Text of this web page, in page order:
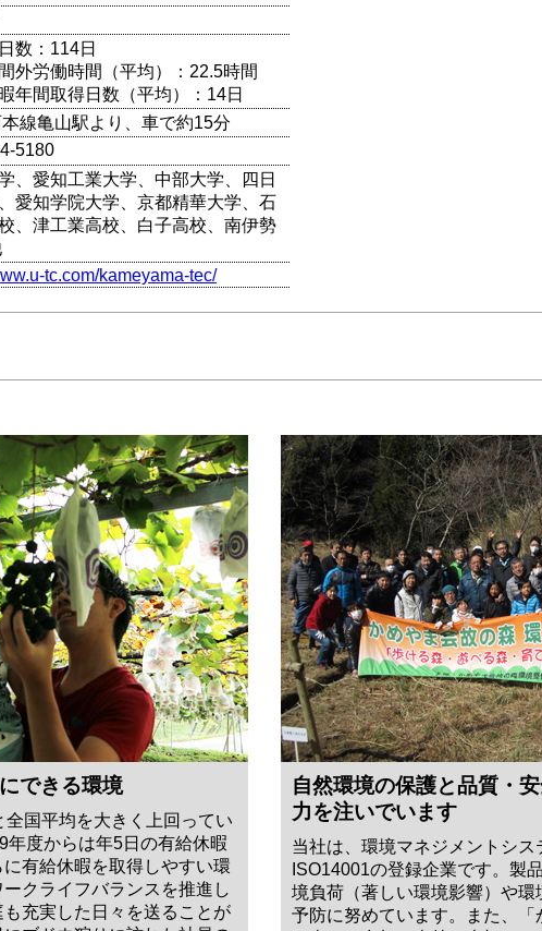
数：114日
外労働時間（平均）：22.5時間
年間取得日数（平均）：14日
線亀山駅より、車で約15分
5180
、愛知工業大学、中部大学、四日
愛知学院大学、京都精華大学、石
、津工業高校、白子高校、南伊勢
tc.com/kameyama-tec/
できる環境
国平均を大きく上回ってい
年度からは年5日の有給休暇
有給休暇を取得しやすい環
クライフバランスを推進し
充実した日々を送ることが
自然環境の保護と品質・
力を注いでいます
当社は、環境マネジメントシス
ISO14001の登録企業です。製
境負荷（著しい環境影響）や環
予防に努めています。また、「